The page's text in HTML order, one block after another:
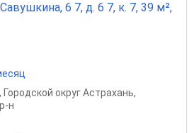
6 7, д. 6 7, к. 7, 39 м²,
, Городской округ Астрахань,
н